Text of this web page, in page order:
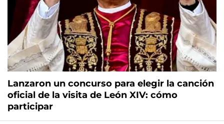
Lanzaron un concurso para elegir la canción
oficial de la visita de León XIV: cómo
participar